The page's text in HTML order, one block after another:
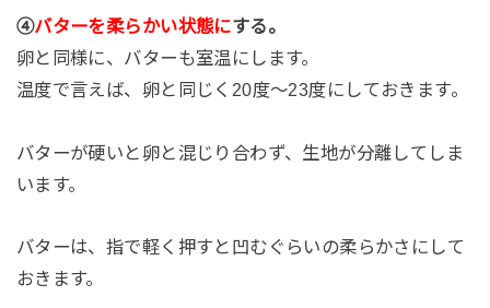
④バターを柔らかい状態にする。
卵と同様に、バターも室温にします。
温度で言えば、卵と同じく 20度〜23度にしておきます。
バターが硬いと卵と混じり合わず、生地が分離してしま
います。
バターは、指で軽く押すと凹むぐらいの柔らかさにして
おきます。